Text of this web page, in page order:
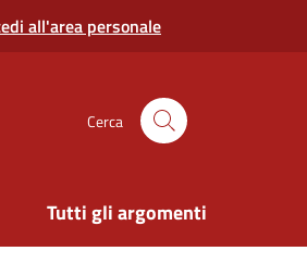
all'area personale
Cerca
Tutti gli argomenti